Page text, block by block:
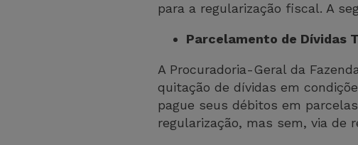
para a regularização fiscal. A
Parcelamento de Dívidas
A Procuradoria-Geral da
quitação de dívidas em
pague seus débitos em
regularização, mas sem, via de